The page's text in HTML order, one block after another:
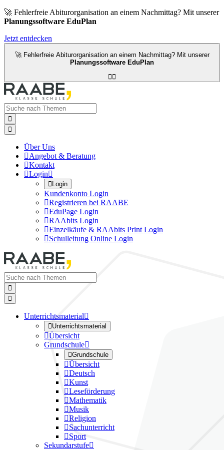
🚀 Fehlerfreie Abiturorganisation an einem Nachmittag? Mit unserer
Planungssoftware EduPlan
Jetzt entdecken
🚀 Fehlerfreie Abiturorganisation an einem Nachmittag? Mit unserer
Planungssoftware EduPlan



Über Uns
Angebot & Beratung
Kontakt
Login
Login
Kundenkonto Login
Registrieren bei RAABE
EduPage Login
RAAbits Login
Einzelkäufe & RAAbits Print Login
Schulleitung Online Login


Unterrichtsmaterial
Unterrichtsmaterial
Übersicht
Grundschule
Grundschule
Übersicht
Deutsch
Kunst
Leseförderung
Mathematik
Musik
Religion
Sachunterricht
Sport
Sekundarstufe